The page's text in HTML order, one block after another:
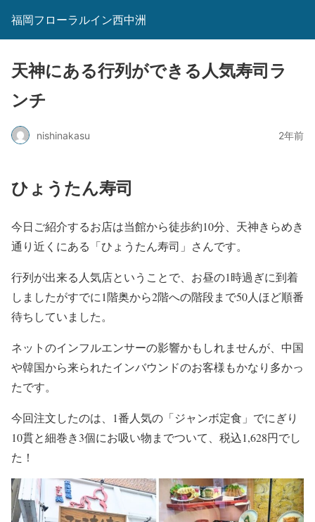
福岡フローラルイン西中洲
天神にある行列ができる人気寿司ラ
ンチ
nishinakasu 2年前
ひょうたん寿司
今日ご紹介するお店は当館から徒歩約10分、天神きらめき
通り近くにある「ひょうたん寿司」さんです。
行列が出来る人気店ということで、お昼の1時過ぎに到着
しましたがすでに1階奥から2階への階段まで50人ほど順番
待ちしていました。
ネットのインフルエンサーの影響かもしれませんが、中国
や韓国から来られたインバウンドのお客様もかなり多かっ
たです。
今回注文したのは、1番人気の「ジャンボ定食」でにぎり
10貫と細巻き3個にお吸い物までついて、税込1,628円でし
た！